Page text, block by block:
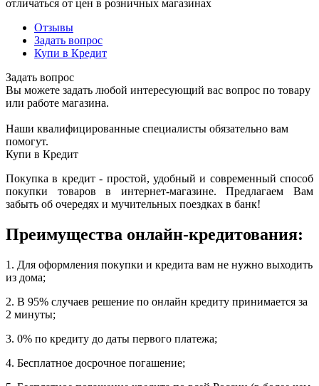
отличаться от цен в розничных магазинах
Отзывы
Задать вопрос
Купи в Кредит
Задать вопрос
Вы можете задать любой интересующий вас вопрос по товару
или работе магазина.
Наши квалифицированные специалисты обязательно вам
помогут.
Купи в Кредит
Покупка в кредит - простой, удобный и современный способ
покупки товаров в интернет-магазине. Предлагаем Вам
забыть об очередях и мучительных поездках в банк!
Преимущества онлайн-кредитования:
1. Для оформления покупки и кредита вам не нужно выходить
из дома;
2. В 95% случаев решение по онлайн кредиту принимается за
2 минуты;
3. 0% по кредиту до даты первого платежа;
4. Бесплатное досрочное погашение;